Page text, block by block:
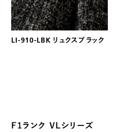
LI-910-LBK リュクスブラック
F1ランク VLシリーズ